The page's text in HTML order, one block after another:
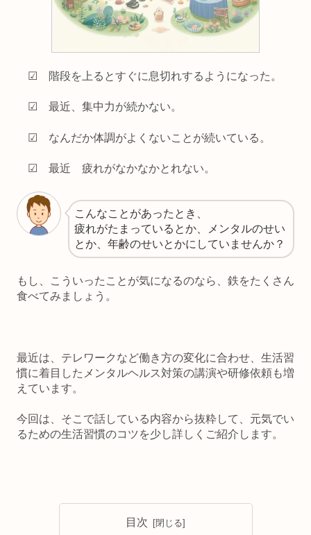
☑ 階段を上るとすぐに息切れするようになった。
☑ 最近、集中力が続かない。
☑ なんだか体調がよくないことが続いている。
☑ 最近 疲れがなかなかとれない。
こんなことがあったとき、
疲れがたまっているとか、メンタルのせい
とか、年齢のせいとかにしていませんか？
もし、こういったことが気になるのなら、鉄をたくさん
食べてみましょう。
最近は、テレワークなど働き方の変化に合わせ、生活習
慣に着目したメンタルヘルス対策の講演や研修依頼も増
えています。
今回は、そこで話している内容から抜粋して、元気でい
るための生活習慣のコツを少し詳しくご紹介します。
目次